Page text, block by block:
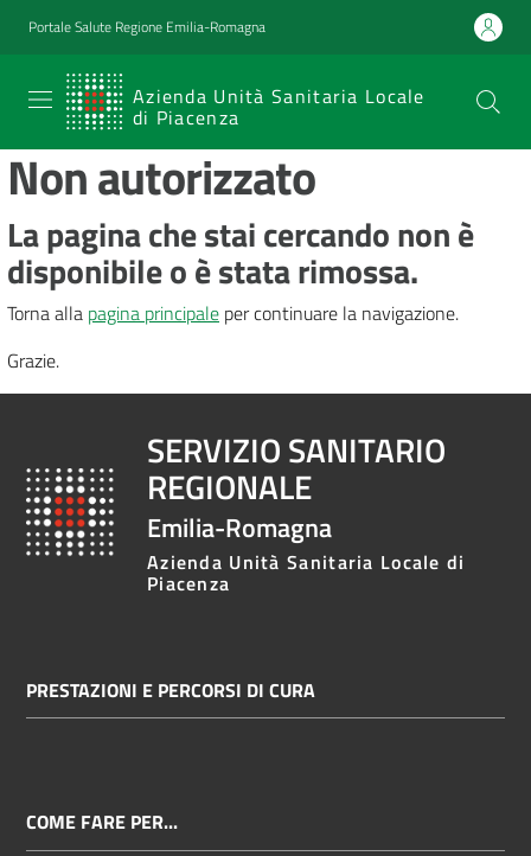
Vai al contenuto
Vai alla navigazione
Vai al footer
Portale Salute Regione Emilia-Romagna
Azienda Unità Sanitaria Locale
di Piacenza
SERVIZIO
SANITARIO
REGIONALE
Emilia-
Romagna
Azienda Unità
Sanitaria Locale
di Piacenza
percorsi
di
cura
per...
e
territorio
Non autorizzato
La pagina che stai cercando non è
disponibile o è stata rimossa.
Torna alla pagina principale per continuare la navigazione.
Grazie.
SERVIZIO SANITARIO
REGIONALE
Emilia-Romagna
Azienda Unità Sanitaria Locale di
Piacenza
PRESTAZIONI E PERCORSI DI CURA
COME FARE PER...